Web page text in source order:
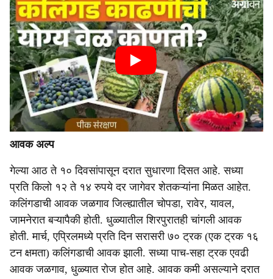
आवक अल्प
गेल्या आठ ते १० दिवसांपासून दरात सुधारणा दिसत आहे. सध्या
प्रति किलो १२ ते १४ रुपये दर जागेवर शेतकऱ्यांना मिळत आहेत.
कलिंगडाची आवक जळगाव जिल्ह्यातील चोपडा, रावेर, यावल,
जामनेरात बऱ्यापैकी होती. धुळ्यातील शिरपुरातही चांगली आवक
होती. मार्च, एप्रिलमध्ये प्रति दिन सरासरी ७० ट्रक (एक ट्रक १६
टन क्षमता) कलिंगडाची आवक झाली. सध्या पाच-सहा ट्रक एवढी
आवक जळगाव, धुळ्यात रोज होत आहे. आवक कमी असल्याने दरात